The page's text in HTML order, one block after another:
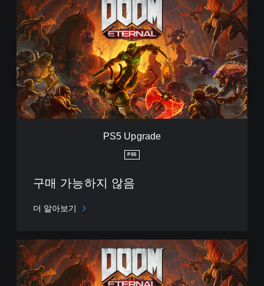
S
U
p
g
r
a
d
e
PS5 Upgrade
PS5
구매 가능하지 않음
더 알아보기
D
O
O
M